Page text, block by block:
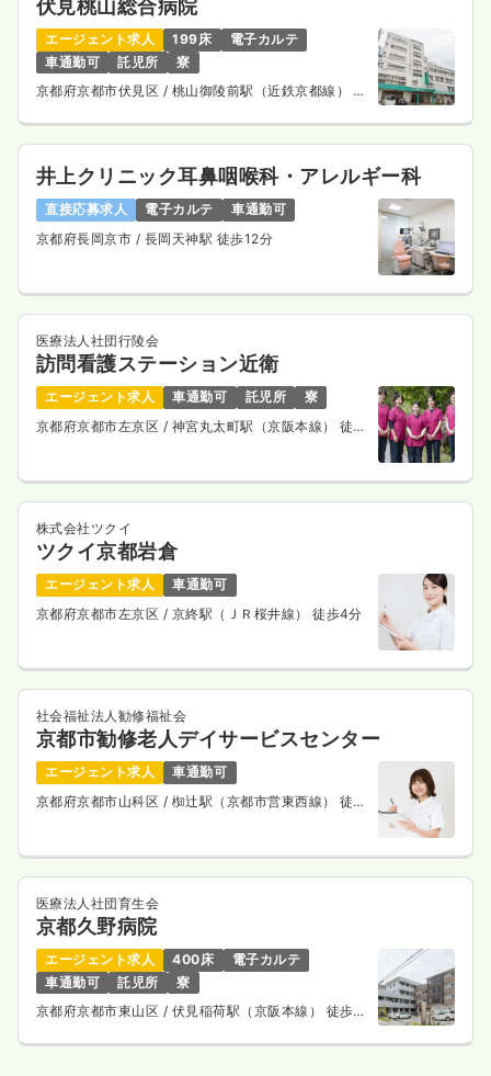
伏見桃山総合病院
エージェント求人 199床
電子カルテ
車通勤可
託児所
寮
京都府京都市伏見区 / 桃山御陵前駅（近鉄京都線） 徒
井上クリニック耳鼻咽喉科・アレルギー科
直接応募求人 電子カルテ
車通勤可
京都府長岡京市 / 長岡天神駅 徒歩12分
医療法人社団行陵会
訪問看護ステーション近衛
エージェント求人 車通勤可 託児所
寮
京都府京都市左京区 / 神宮丸太町駅（京阪本線） 徒歩
株式会社ツクイ
ツクイ京都岩倉
エージェント求人
車通勤可
京都府京都市左京区 / 京終駅（ＪＲ桜井線） 徒歩4分
社会福祉法人勧修福祉会
京都市勧修老人デイサービスセンター
エージェント求人
車通勤可
京都府京都市山科区 / 椥辻駅（京都市営東西線） 徒歩
医療法人社団育生会
京都久野病院
エージェント求人 400床
電子カルテ
車通勤可
託児所
寮
京都府京都市東山区 / 伏見稲荷駅（京阪本線） 徒歩5